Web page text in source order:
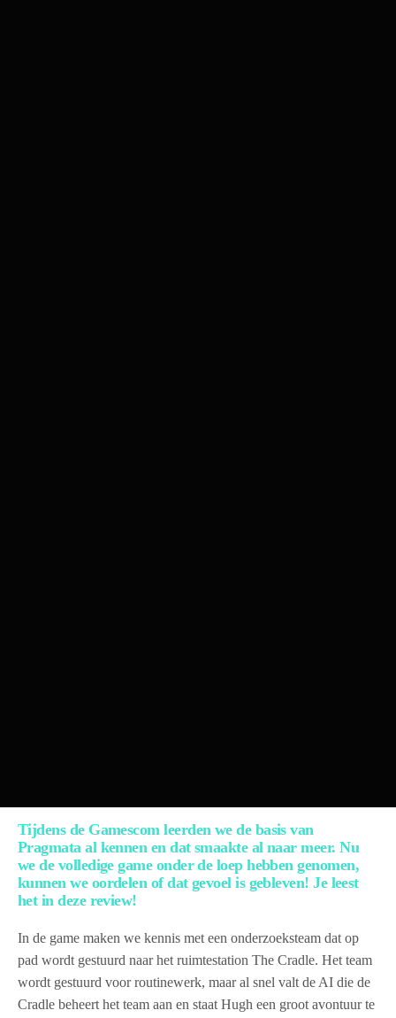
Tijdens de Gamescom leerden we de basis van
Pragmata al kennen en dat smaakte al naar meer. Nu
we de volledige game onder de loep hebben genomen,
kunnen we oordelen of dat gevoel is gebleven! Je leest
het in deze review!
In de game maken we kennis met een onderzoeksteam dat op
pad wordt gestuurd naar het ruimtestation The Cradle. Het team
wordt gestuurd voor routinewerk, maar al snel valt de AI die de
Cradle beheert het team aan en staat Hugh een groot avontuur te